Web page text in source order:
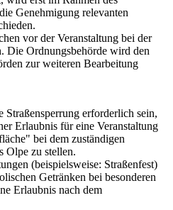
Genehmigung relevanten
vor der Veranstaltung bei der
Die Ordnungsbehörde wird den
zur weiteren Bearbeitung
Straßensperrung erforderlich sein,
Erlaubnis für eine Veranstaltung
bei dem zuständigen
Olpe zu stellen.
(beispielsweise: Straßenfest)
Getränken bei besonderen
Erlaubnis nach dem